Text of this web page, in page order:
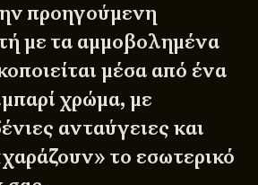
προηγούμενη
με τα αμμοβολημένα
μέσα από ένα
χρώμα, με
ανταύγειες και
το εσωτερικό